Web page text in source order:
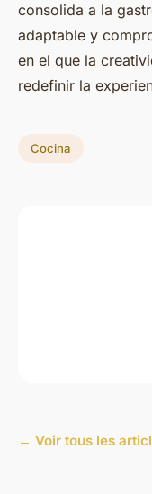
consolida a la
adaptable y
en el que la
redefinir la
Cocina
← Voir tous les